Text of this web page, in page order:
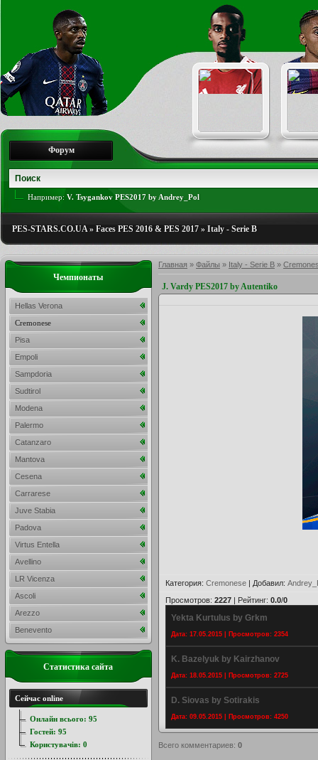
Форум
Например: V. Tsygankov PES2017 by Andrey_Pol
PES-STARS.CO.UA» Faces PES 2016 & PES 2017 » Italy - Serie B
Главная » Файлы » Italy - Serie B »
J. Vardy PES2017 by Autentiko
Категория: Cremonese | Добавил:
Просмотров: 2227 | Рейтинг: 0.0/0
Yekta Kurtulus by Grkm
Дата: 17.05.2015 | Просмотров: 2354
K. Bazelyuk by Kairzhanov
Дата: 18.05.2015 | Просмотров: 2725
D. Siovas by Sotirakis
Дата: 09.05.2015 | Просмотров: 4250
Всего комментариев: 0
Чемпионаты
Hellas Verona
Cremonese
Pisa
Empoli
Sampdoria
Sudtirol
Modena
Palermo
Catanzaro
Mantova
Cesena
Carrarese
Juve Stabia
Padova
Virtus Entella
Avellino
LR Vicenza
Ascoli
Arezzo
Benevento
Статистика сайта
Сейчас online
Онлайн всього: 95
Гостей: 95
Користувачів: 0